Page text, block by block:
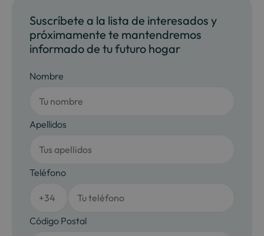
Suscríbete a la lista de interesados y
próximamente te mantendremos
informado de tu futuro hogar
Nombre
Apellidos
Teléfono
Código Postal